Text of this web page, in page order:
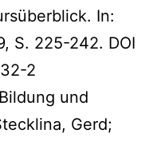
In:
S. 225-242. DOI
2
und
Gerd;